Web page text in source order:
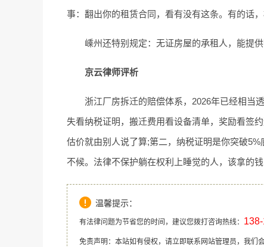
事：翻出你的租赁合同，看有没有这条。有的话
嵊州还特别规定：无证房屋的承租人，能提
京云律师评析
浙江厂房拆迁的赔偿体系，2026年已经相当
失看纳税证明，搬迁费用看设备清单，奖励看签
估价就由别人说了算;第二，纳税证明是你突破
不候。法律不保护躺在权利上睡觉的人，该拿的钱
温馨提示：
有法律问题为节省您的时间，建议您拨打咨询热线：
免责声明：本站如有侵权，请立即联系网站管理员，我们